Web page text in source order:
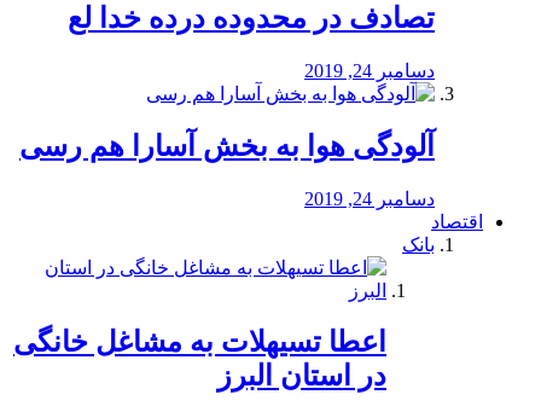
تصادف در محدوده درده خدا لع
دسامبر 24, 2019
آلودگی هوا به بخش آسارا هم رسی
دسامبر 24, 2019
اقتصاد
بانک
️اعطا تسیهلات به مشاغل خانگی
در استان البرز